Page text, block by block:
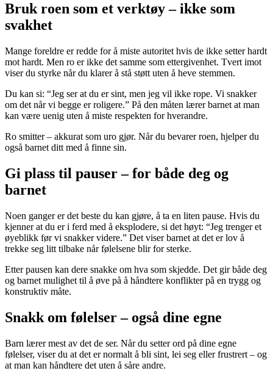
Bruk roen som et verktøy – ikke som
svakhet
Mange foreldre er redde for å miste autoritet hvis de ikke setter hardt
mot hardt. Men ro er ikke det samme som ettergivenhet. Tvert imot
viser du styrke når du klarer å stå støtt uten å heve stemmen.
Du kan si: “Jeg ser at du er sint, men jeg vil ikke rope. Vi snakker
om det når vi begge er roligere.” På den måten lærer barnet at man
kan være uenig uten å miste respekten for hverandre.
Ro smitter – akkurat som uro gjør. Når du bevarer roen, hjelper du
også barnet ditt med å finne sin.
Gi plass til pauser – for både deg og
barnet
Noen ganger er det beste du kan gjøre, å ta en liten pause. Hvis du
kjenner at du er i ferd med å eksplodere, si det høyt: “Jeg trenger et
øyeblikk før vi snakker videre.” Det viser barnet at det er lov å
trekke seg litt tilbake når følelsene blir for sterke.
Etter pausen kan dere snakke om hva som skjedde. Det gir både deg
og barnet mulighet til å øve på å håndtere konflikter på en trygg og
konstruktiv måte.
Snakk om følelser – også dine egne
Barn lærer mest av det de ser. Når du setter ord på dine egne
følelser, viser du at det er normalt å bli sint, lei seg eller frustrert – og
at man kan håndtere det uten å såre andre.